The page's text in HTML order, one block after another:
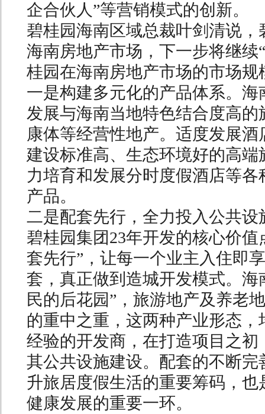
企合伙人”等营销模式的创新。
碧桂园海南区域总裁叶剑清说，
海南房地产市场，下一步将继续
桂园在海南房地产市场的市场规
一是构建多元化的产品体系。海
发展与海南当地特色结合度高的
康体等经营性地产。适度发展
建设标准高、生态环境好的高端
力培育和发展分时度假酒店等各
产品。
二是配套先行，全力投入公共设
碧桂园集团23年开发的核心价值
套先行”，让每一个业主入住即
套，真正做到造城开发模式。海
民的后花园”，旅游地产及养老
的重中之重，这两种产业形态，
经验的开发商，在打造项目之初
其公共设施建设。配套的不断完
升旅居度假生活的重要筹码，也
健康发展的重要一环。